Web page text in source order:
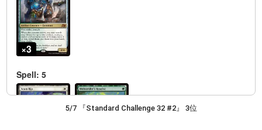
5/7 『Standard Challenge 32 #2』 3位